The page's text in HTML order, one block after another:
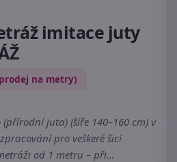
imitace juty
na metry)
juta) (šíře 140–160 cm) v
pro veškeré šicí
od 1 metru – při…